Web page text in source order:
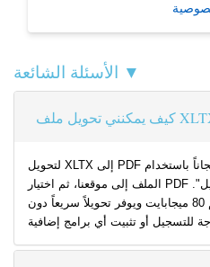
الأسئلة الشائعة ▼
لتحويل XLTX إلى PDF مجاناً باستخدام Coolutils، ما عليك سوى رفع
الملف إلى موقعنا، ثم اختيار PDF كصيغة الإخراج والنقر على "تحويل".
محولنا يدعم الملفات حتى حجم 80 ميجابايت ويوفر تحويلاً سريعاً دون